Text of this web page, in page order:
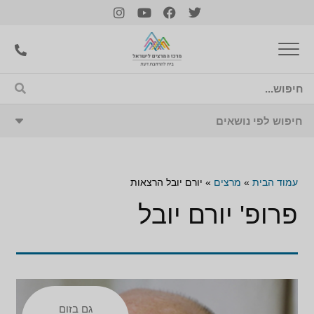
עמוד הבית » מרצים » יורם יובל הרצאות
פרופ' יורם יובל
גם בזום